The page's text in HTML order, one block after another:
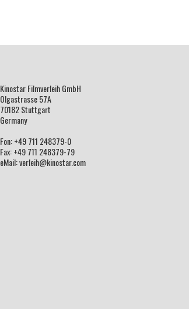
Kinostar Filmverleih GmbH
Olgastrasse 57A
70182 Stuttgart
Germany
Fon: +49 711 248379-0
Fax: +49 711 248379-79
eMail: verleih@kinostar.com